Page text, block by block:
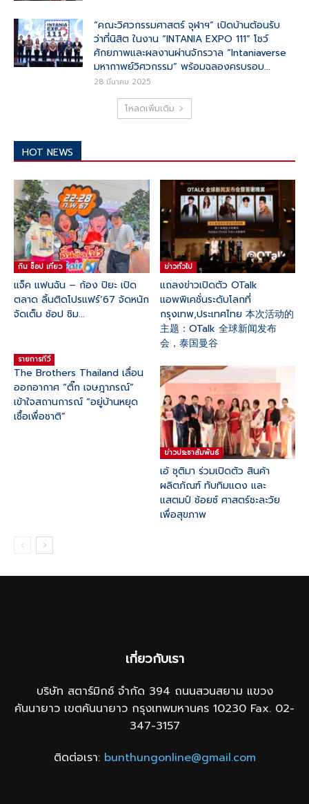
“คณะวิศวกรรมศาสตร์ จุฬาฯ” เปิดบ้านต้อนรับ
ว่าที่นิสิต ในงาน “INTANIA EXPO 111” โชว์
ศักยภาพและผลงานผ่านจักรวาล “Intaniaverse
มหากาพย์วิศวกรรม” พร้อมฉลองครบรอบ...
28 มีนาคม 2025
โหลดเพิ่มเติม
HOT NEWS
กิน ช๊อป เที่ยว
แจ็ค แฟนฉัน – ก้อง ปิยะ เปิด
ตลาด ลิ้นติดโปรแฟร์‘67 จัดหนัก
จัดเต็ม ช้อป ชิม...
ข่าวทั่วไป
แถลงข่าวเปิดตัว OTalk
แอพพิเคชั่นระดับโลกที่
กรุงเทพ,ประเทศไทย 本次活动的
主题：OTalk 全球新闻发布
会，泰国曼谷
รายการทีวี
The Brothers Thailand เลื่อน
ออกอากาศ “ติ๊ก เจษฎาภรณ์”
เข้าใจสถานการณ์ “อยู่บ้านหยุด
เชื้อเพื่อชาติ”
ข่าวประชาสัมพันธ์
เอ้ ชุติมา ร่วมเปิดตัว สินค้า
ผลิตภัณฑ์ ทับทิมแดง และ
แสตมป์ ช้อยซ์ ศาสตร์ชะละวัย
เพื่อสุขภาพ
เกี่ยวกับเรา
บริษัท สตาร์มิกซ์ จำกัด 394 ถนนสวนสยาม แขวง
คันนายาว เขตคันนายาว กรุงเทพมหานคร 10230 Fax. 02-
347-3157
ติดต่อเรา: bunthungonline@gmail.com